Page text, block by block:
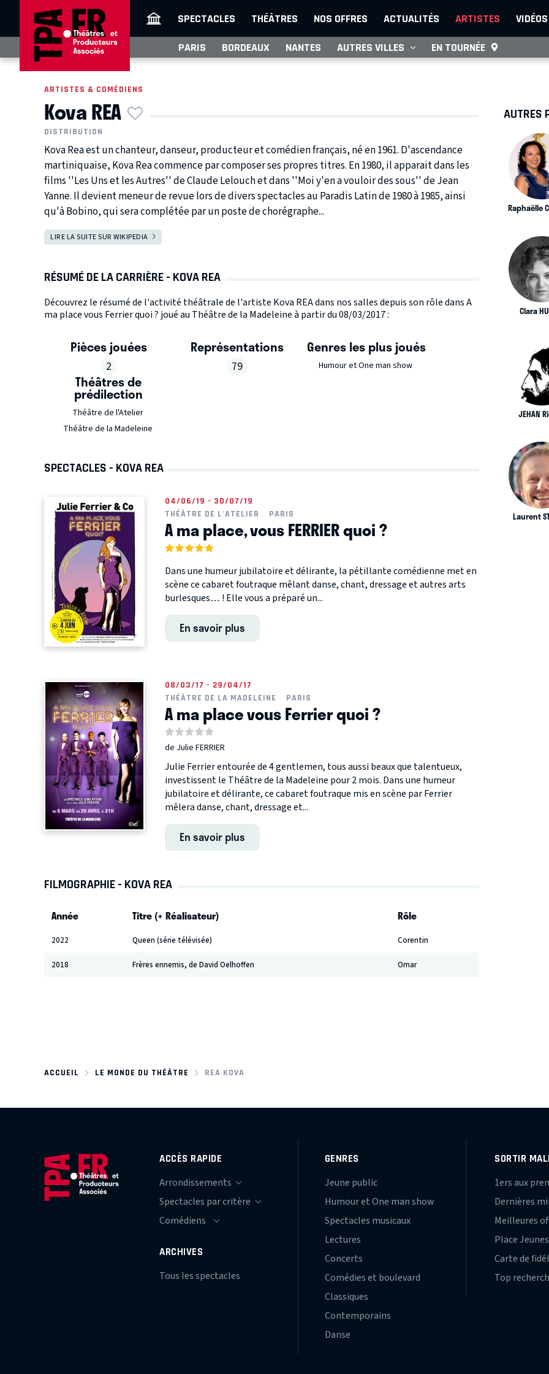
SPECTACLES THÉÂTRES NOS OFFRES ACTUALITÉS ARTISTES VIDÉOS
PARIS BORDEAUX NANTES AUTRES VILLES EN TOURNÉE
ARTISTES & COMÉDIENS
Kova REA
DISTRIBUTION
Kova Rea est un chanteur, danseur, producteur et comédien français, né en 1961. D'ascendance
martiniquaise, Kova Rea commence par composer ses propres titres. En 1980, il apparait dans les
films ''Les Uns et les Autres'' de Claude Lelouch et dans ''Moi y'en a vouloir des sous'' de Jean
Yanne. Il devient meneur de revue lors de divers spectacles au Paradis Latin de 1980 à 1985, ainsi
qu'à Bobino, qui sera complétée par un poste de chorégraphe...
LIRE LA SUITE SUR WIKIPEDIA
RÉSUMÉ DE LA CARRIÈRE - KOVA REA
Découvrez le résumé de l'activité théâtrale de l'artiste Kova REA dans nos salles depuis son rôle dans A
ma place vous Ferrier quoi ? joué au Théâtre de la Madeleine à partir du 08/03/2017 :
Pièces jouées
2
Représentations
79
Genres les plus joués
Humour et One man show
Théâtres de
prédilection
Théâtre de l'Atelier
Théâtre de la Madeleine
SPECTACLES - KOVA REA
04/06/19 - 30/07/19
THÉÂTRE DE L'ATELIER
PARIS
A ma place, vous FERRIER quoi ?
Dans une humeur jubilatoire et délirante, la pétillante comédienne met en
scène ce cabaret foutraque mêlant danse, chant, dressage et autres arts
burlesques… ! Elle vous a préparé un...
En savoir plus
08/03/17 - 29/04/17
THÉÂTRE DE LA MADELEINE
PARIS
A ma place vous Ferrier quoi ?
de Julie FERRIER
Julie Ferrier entourée de 4 gentlemen, tous aussi beaux que talentueux,
investissent le Théâtre de la Madeleine pour 2 mois. Dans une humeur
jubilatoire et délirante, ce cabaret foutraque mis en scène par Ferrier
mêlera danse, chant, dressage et...
En savoir plus
FILMOGRAPHIE - KOVA REA
Année Titre (+ Réalisateur) Rôle
2022 Queen (série télévisée) Corentin
2018 Frères ennemis, de David Oelhoffen Omar
AUTRES
Raphaëlle
Clara
JEHAN
Laurent
ACCUEIL LE MONDE DU THÉÂTRE REA KOVA
ACCÈS RAPIDE
ARCHIVES
Tous les spectacles
GENRES
Jeune public
Humour et One man show
Spectacles musicaux
Lectures
Concerts
Comédies et boulevard
Classiques
Contemporains
Danse
SORTIR
1ers aux
Dernières
Meilleures
Place Jeunes
Carte de
Top